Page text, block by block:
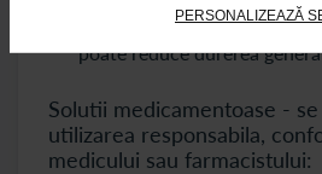
PERSONALIZEAZĂ
Dus cald - apa calda
poate reduce durerea
Solutii medicamentoase -
utilizarea responsabila,
medicului sau farmacistului: